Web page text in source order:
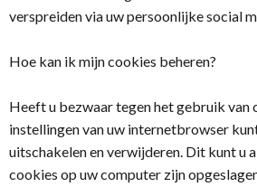
verspreiden via uw persoonlijke social
Hoe kan ik mijn cookies beheren?
Heeft u bezwaar tegen het gebruik van
instellingen van uw internetbrowser
uitschakelen en verwijderen. Dit kunt u
cookies op uw computer zijn